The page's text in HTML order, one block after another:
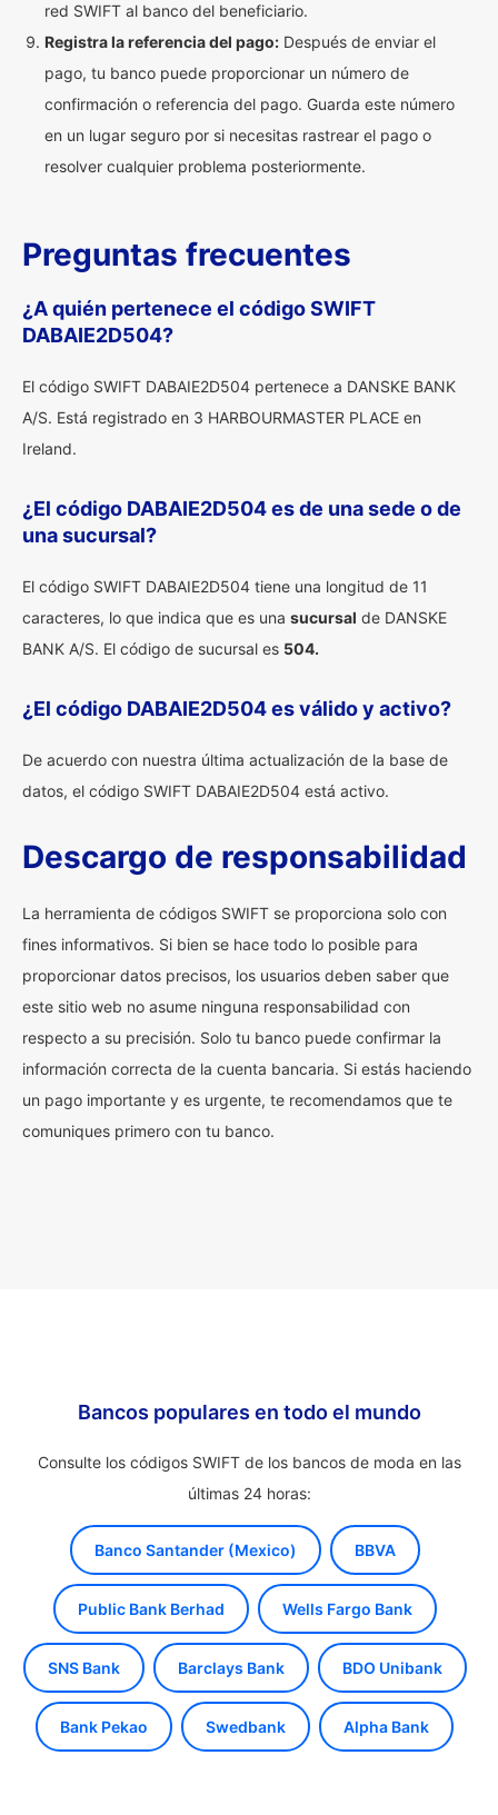
red SWIFT al banco del beneficiario.
Registra la referencia del pago: Después de enviar el
pago, tu banco puede proporcionar un número de
confirmación o referencia del pago. Guarda este número
en un lugar seguro por si necesitas rastrear el pago o
resolver cualquier problema posteriormente.
Preguntas frecuentes
¿A quién pertenece el código SWIFT
DABAIE2D504?
El código SWIFT DABAIE2D504 pertenece a DANSKE BANK
A/S. Está registrado en 3 HARBOURMASTER PLACE en
Ireland.
¿El código DABAIE2D504 es de una sede o de
una sucursal?
El código SWIFT DABAIE2D504 tiene una longitud de 11
caracteres, lo que indica que es una sucursal de DANSKE
BANK A/S. El código de sucursal es 504.
¿El código DABAIE2D504 es válido y activo?
De acuerdo con nuestra última actualización de la base de
datos, el código SWIFT DABAIE2D504 está activo.
Descargo de responsabilidad
La herramienta de códigos SWIFT se proporciona solo con
fines informativos. Si bien se hace todo lo posible para
proporcionar datos precisos, los usuarios deben saber que
este sitio web no asume ninguna responsabilidad con
respecto a su precisión. Solo tu banco puede confirmar la
información correcta de la cuenta bancaria. Si estás haciendo
un pago importante y es urgente, te recomendamos que te
comuniques primero con tu banco.
Bancos populares en todo el mundo
Consulte los códigos SWIFT de los bancos de moda en las
últimas 24 horas:
Banco Santander (Mexico) BBVA
Public Bank Berhad Wells Fargo Bank
SNS Bank Barclays Bank BDO Unibank
Bank Pekao Swedbank Alpha Bank